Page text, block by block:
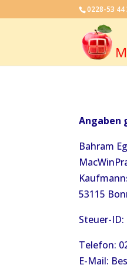
0228-53 44
Angaben
Bahram
53115
Steuer-ID:
Telefon:
E-Mail: